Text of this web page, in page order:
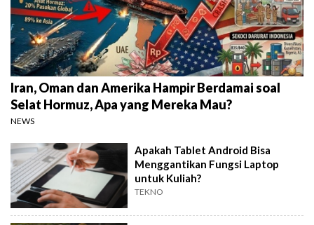
Iran, Oman dan Amerika Hampir Berdamai soal
Selat Hormuz, Apa yang Mereka Mau?
NEWS
Apakah Tablet Android Bisa
Menggantikan Fungsi Laptop
untuk Kuliah?
TEKNO